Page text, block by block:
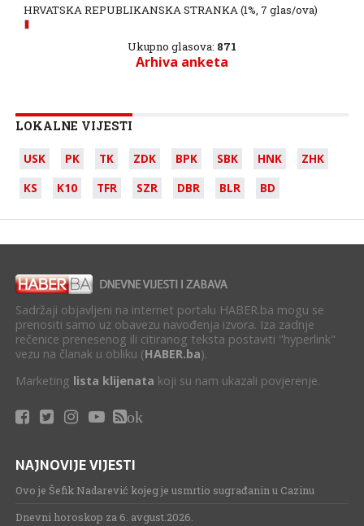
HRVATSKA REPUBLIKANSKA STRANKA(1%, 7 glas/ova)
Ukupno glasova: 871
Arhiva anketa
LOKALNE VIJESTI
USK PK TK ZDK BPK SBK HNK
ZHK
KS
K10 TFR SZR DBR BLR BD
Sadržaji objavljeni na internet portalu HABER.ba mogu se
prenositi samo uz obavezu navođenja izvora. Iza zadnje
rečenice prenesenog ili citiranog teksta postaviti "hyperlink"
vezu na članak u obliku (HABER.ba).
Marketing lista klijenata koji su nam ukazali povjerenje.
ok
NAJNOVIJE VIJESTI
Ovo je Šefik Nadarević kojeg je usmrtio sugrađanin u Cazinu
Dnevni horoskop za 6. avgust.2026.